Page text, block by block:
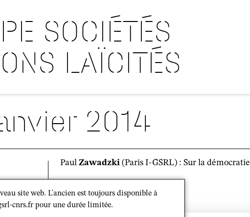
SOCIÉTÉS
LAÏCITÉS
2014
Paul Zawadzki (Paris I-GSRL) : Sur la démocratie
site web. L'ancien est toujours disponible à
cnrs.fr pour une durée limitée.